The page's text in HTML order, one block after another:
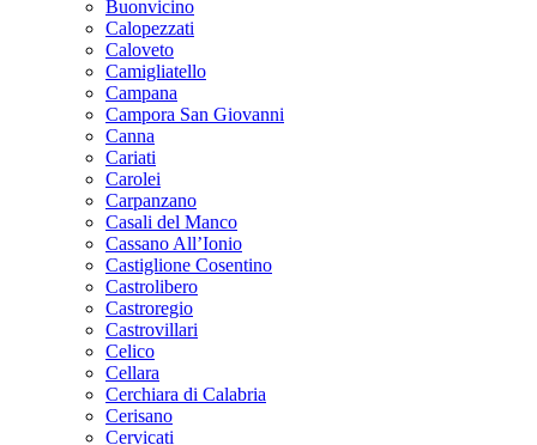
Buonvicino
Calopezzati
Caloveto
Camigliatello
Campana
Campora San Giovanni
Canna
Cariati
Carolei
Carpanzano
Casali del Manco
Cassano All’Ionio
Castiglione Cosentino
Castrolibero
Castroregio
Castrovillari
Celico
Cellara
Cerchiara di Calabria
Cerisano
Cervicati